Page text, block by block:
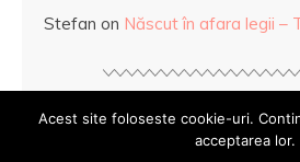
Stefan on Născut în afara legii –
Mihaela Anghel2026.
Acest site foloseste cookie-uri.
acceptarea lor.